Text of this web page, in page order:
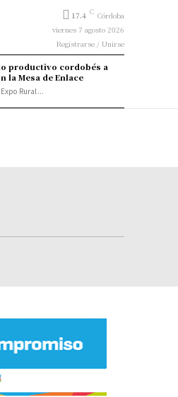
17.4 C Córdoba
viernes 7 agosto 2026
Registrarse / Unirse
productivo cordobés a
la Mesa de Enlace
Rural...